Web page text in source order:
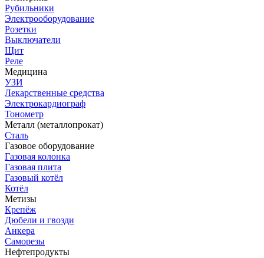
Рубильники
Электрооборудование
Розетки
Выключатели
Щит
Реле
Медицина
УЗИ
Лекарственные средства
Электрокардиограф
Тонометр
Металл (металлопрокат)
Сталь
Газовое оборудование
Газовая колонка
Газовая плита
Газовый котёл
Котёл
Метизы
Крепёж
Дюбели и гвозди
Анкера
Саморезы
Нефтепродукты